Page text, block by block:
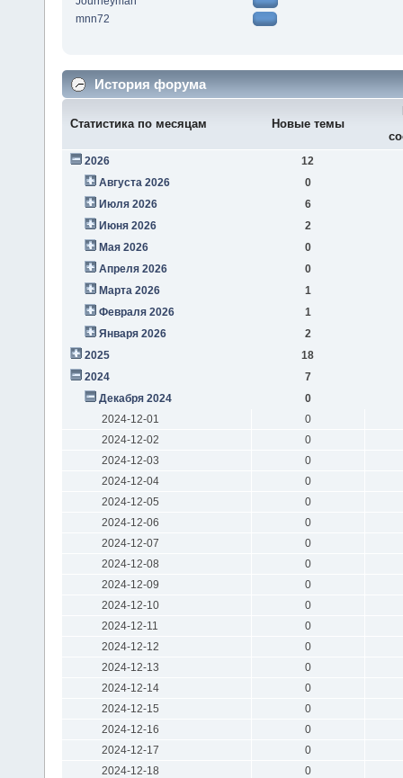
mnn72
История форума
Статистика по месяцам Новые темы
2026
12
Августа 2026
0
Июля 2026
6
Июня 2026
2
Мая 2026
0
Апреля 2026
0
Марта 2026
1
Февраля 2026
1
Января 2026
2
2025
18
2024
7
Декабря 2024
0
2024-12-01
0
2024-12-02
0
2024-12-03
0
2024-12-04
0
2024-12-05
0
2024-12-06
0
2024-12-07
0
2024-12-08
0
2024-12-09
0
2024-12-10
0
2024-12-11
0
2024-12-12
0
2024-12-13
0
2024-12-14
0
2024-12-15
0
2024-12-16
0
2024-12-17
0
2024-12-18
0